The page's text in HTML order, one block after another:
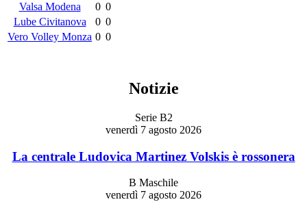
Valsa Modena
0 0
Lube Civitanova
0 0
Vero Volley Monza 0 0
Notizie
Serie B2
venerdì 7 agosto 2026
La centrale Ludovica Martinez Volskis è rossonera
B Maschile
venerdì 7 agosto 2026